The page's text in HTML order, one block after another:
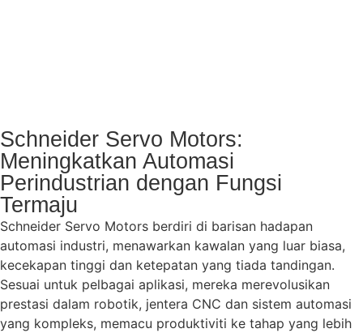
Schneider Servo Motors:
Meningkatkan Automasi
Perindustrian dengan Fungsi
Termaju
Schneider Servo Motors berdiri di barisan hadapan
automasi industri, menawarkan kawalan yang luar biasa,
kecekapan tinggi dan ketepatan yang tiada tandingan.
Sesuai untuk pelbagai aplikasi, mereka merevolusikan
prestasi dalam robotik, jentera CNC dan sistem automasi
yang kompleks, memacu produktiviti ke tahap yang lebih